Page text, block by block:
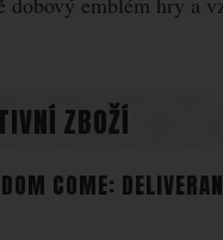
takže
ZBOŽÍ
COME: